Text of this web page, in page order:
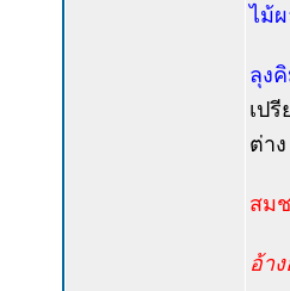
ไม้
ลุง
เป
ต่า
สม
อ้า